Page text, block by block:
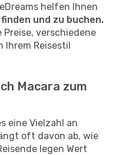
helfen Ihnen
und zu buchen.
verschiedene
Ihrem Reisestil
Macara zum
eine Vielzahl an
oft davon ab, wie
legen Wert